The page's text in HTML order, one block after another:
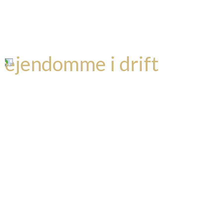
ejendomme i drift